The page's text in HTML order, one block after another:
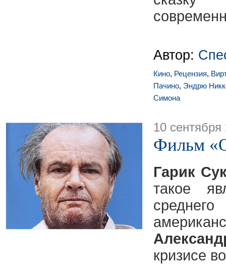
Автор:
Кино, Рецензия,
Пачино, Эндрю
Симона
10 сентября
Фильм
Гарик
такое
кризисе